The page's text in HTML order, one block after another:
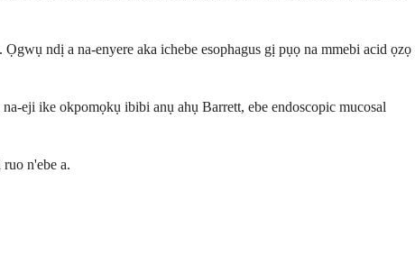
ndị a na-enyere aka ichebe esophagus gị pụọ na mmebi acid ọzọ
eji ike okpomọkụ ibibi anụ ahụ Barrett, ebe endoscopic mucosal
n'ebe a.